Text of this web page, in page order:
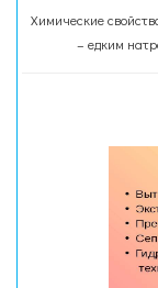
Химические
– едким